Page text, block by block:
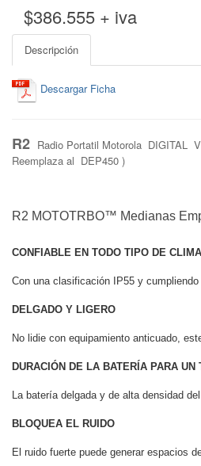
$386.555 + iva
Descripción
Descargar Ficha
R2 Radio Portatil Motorola DIGITAL
Reemplaza al DEP450 )
R2 MOTOTRBO™ Medianas
CONFIABLE EN TODO TIPO DE CLIMA
Con una clasificación IP55 y
DELGADO Y LIGERO
No lidie con equipamiento anticuado,
DURACIÓN DE LA BATERÍA PARA UN
La batería delgada y de alta densidad
BLOQUEA EL RUIDO
El ruido fuerte puede generar espacios